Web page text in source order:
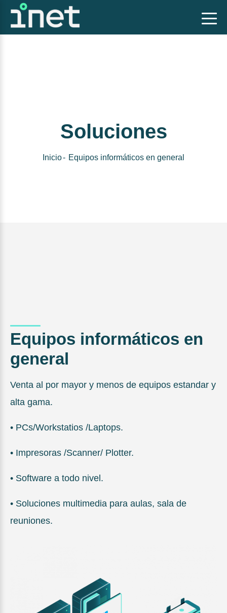
Soluciones
Inicio Equipos informáticos en general
Equipos informáticos en
general
Venta al por mayor y menos de equipos estandar y
alta gama.
• PCs/Workstatios /Laptops.
• Impresoras /Scanner/ Plotter.
• Software a todo nivel.
• Soluciones multimedia para aulas, sala de
reuniones.